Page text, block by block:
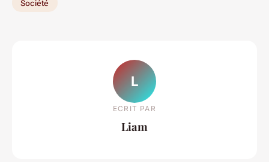
Société
L
ECRIT PAR
Liam